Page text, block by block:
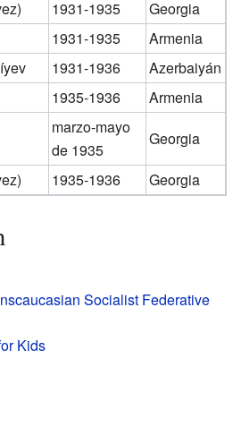
1931-1935
Georgia
1931-1935
Armenia
1931-1936
Azerbaiyán
1935-1936
Armenia
marzo-mayo
de 1935
Georgia
1935-1936 Georgia
Socialist Federative
Kids